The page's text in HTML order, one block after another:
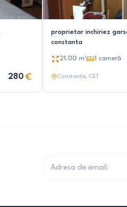
280
proprietar inchiriez
constanta
21.00 m² 1 cameră
Constanța, CET